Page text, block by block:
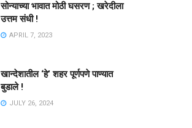
सोन्याच्या भावात मोठी घसरण ; खरेदीला
उत्तम संधी !
APRIL 7, 2023
खान्देशातील ‘हे’ शहर पूर्णपणे पाण्यात
बुडाले !
JULY 26, 2024